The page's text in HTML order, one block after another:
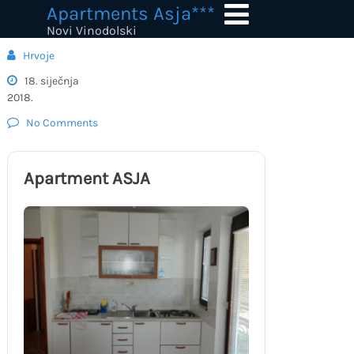
content
Apartments Asja***
Novi Vinodolski
Hrvoje
18. siječnja
2018.
No Comments
Apartment ASJA